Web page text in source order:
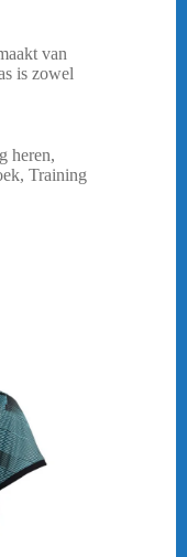
van
is zowel
heren,
, Training